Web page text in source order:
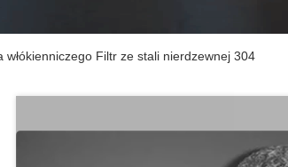
włókienniczego Filtr ze stali nierdzewnej 304